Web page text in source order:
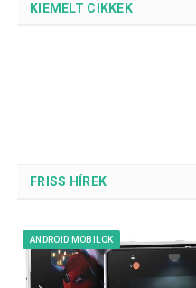
KIEMELT CIKKEK
FRISS HÍREK
ANDROID MOBILOK